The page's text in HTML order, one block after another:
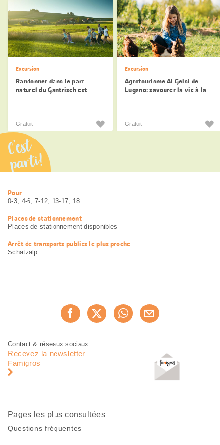
Excursion
Randonner dans le parc
naturel du Gantrisch est
Gratuit
Excursion
Agrotourisme Al Gelsi de
Lugano: savourer la vie à la
Gratuit
C’est
parti!
Informations
utiles
Pour
0-3, 4-6, 7-12, 13-17, 18+
Places de stationnement
Places de stationnement disponibles
Arrêt de transports publics le plus proche
Schatzalp
Recommander maintenant
Pied
page
Navigation
pied
Contact & réseaux sociaux
Recevez la newsletter
Famigros
Pages les plus consultées
Questions fréquentes